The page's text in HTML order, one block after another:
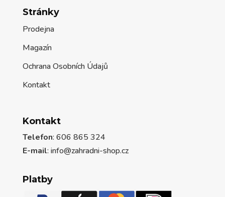
Stránky
Prodejna
Magazín
Ochrana Osobních Údajů
Kontakt
Kontakt
Telefon: 606 865 324
E-mail: info@zahradni-shop.cz
Platby